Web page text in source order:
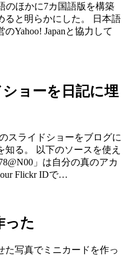
のほかに7カ国語版を構築
ると明らかにした。 日本語
Yahoo! Japanと協力して
ョーを日記に埋
スライドショーをブログに
る。 以下のソースを使え
」は自分の真のアカ
Flickr IDで…
った
た写真でミニカードを作っ